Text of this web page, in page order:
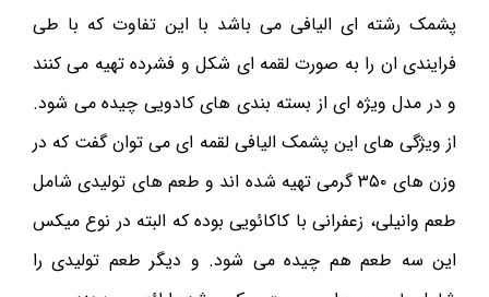
پشمک رشته ای الیافی می باشد با این تفاوت که با طی
فرایندی ان را به صورت لقمه ای شکل و فشرده تهیه می کنند
و در مدل ویژه ای از بسته بندی های کادویی چیده می شود.
از ویژگی های این پشمک الیافی لقمه ای می توان گفت که در
وزن های ۳۵۰ گرمی تهیه شده اند و طعم های تولیدی شامل
طعم وانیلی، زعفرانی با کاکائویی بوده که البته در نوع میکس
این سه طعم هم چیده می شود. و دیگر طعم تولیدی را